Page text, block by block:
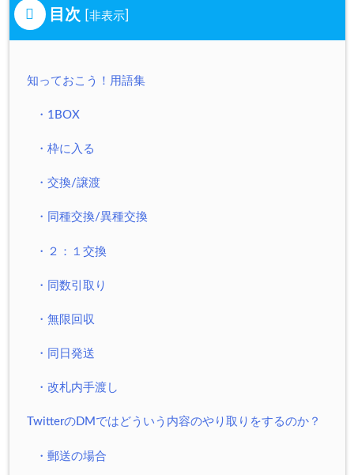
目次 非表示]
知っておこう！用語集
・1BOX
・枠に入る
・交換/譲渡
・同種交換/異種交換
・２：１交換
・同数引取り
・無限回収
・同日発送
・改札内手渡し
TwitterのDMではどういう内容のやり取りをするのか？
・郵送の場合